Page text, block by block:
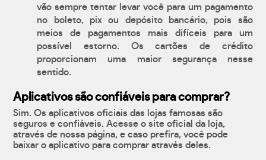
vão sempre tentar levar você para um pagamento
no boleto, pix ou depósito bancário, pois são
meios de pagamentos mais difíceis para um
possível estorno. Os cartões de crédito
proporcionam uma maior segurança nesse
sentido.
Aplicativos são confiáveis para comprar?
Sim. Os aplicativos oficiais das lojas famosas são
seguros e confiáveis. Acesse o site oficial da loja,
através de nossa página, e caso prefira, você pode
baixar o aplicativo para comprar através deles.